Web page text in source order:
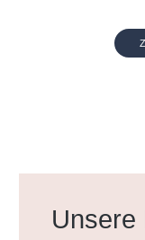
Produktgalerie
Unsere